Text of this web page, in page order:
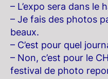
– L’expo sera dans le
– Je fais des photos
beaux.
– C’est pour quel
– Non, c’est pour le
festival de photo